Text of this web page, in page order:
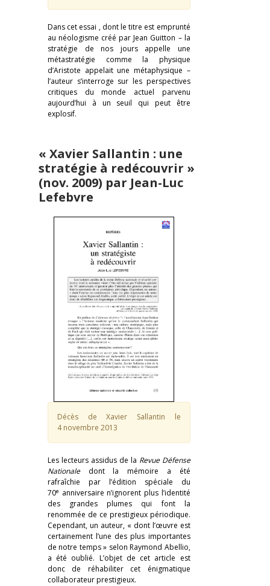
Dans cet essai , dont le titre est emprunté
au néologisme créé par Jean Guitton – la
stratégie de nos jours appelle une
métastratégie comme la physique
d’Aristote appelait une métaphysique –
l’auteur s’interroge sur les perspectives
critiques du monde actuel parvenu
aujourd’hui à un seuil qui peut être
explosif.
« Xavier Sallantin : une
stratégie à redécouvrir »
(nov. 2009) par Jean-Luc
Lefebvre
Décès de Xavier Sallantin le
4 novembre 2013
Les lecteurs assidus de la Revue Défense
Nationaledont la mémoire a été
rafraîchie par l’édition spéciale du
70e anniversaire n’ignorent plus l’identité
des grandes plumes qui font la
renommée de ce prestigieux périodique.
Cependant, un auteur, « dont l’œuvre est
certainement l’une des plus importantes
de notre temps » selon Raymond Abellio,
a été oublié. L’objet de cet article est
donc de réhabiliter cet énigmatique
collaborateur prestigieux.